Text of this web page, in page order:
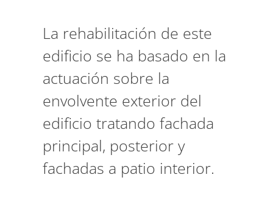
La rehabilitación de este
edificio se ha basado en la
actuación sobre la
envolvente exterior del
edificio tratando fachada
principal, posterior y
fachadas a patio interior.